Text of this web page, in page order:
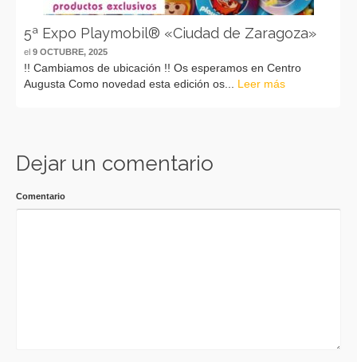
5ª Expo Playmobil® «Ciudad de Zaragoza»
el 9 OCTUBRE, 2025
!! Cambiamos de ubicación !! Os esperamos en Centro
Augusta Como novedad esta edición os... Leer más
Dejar un comentario
Comentario